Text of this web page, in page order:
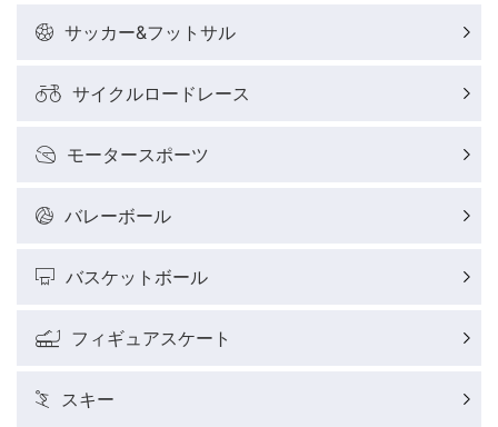
サッカー&フットサル
サイクルロードレース
モータースポーツ
バレーボール
バスケットボール
フィギュアスケート
スキー